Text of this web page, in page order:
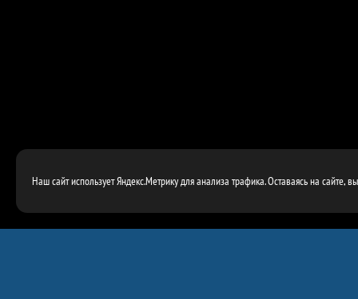
Наш сайт использует Яндекс.Метрику для анализа трафика. Оставаясь на сайте,